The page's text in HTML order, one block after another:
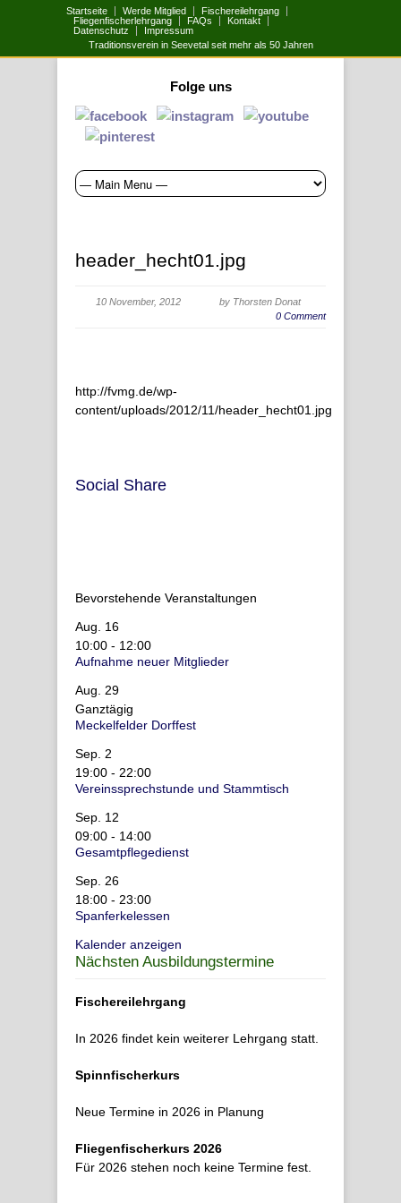
Startseite Werde Mitglied
Fischereilehrgang
Fliegenfischerlehrgang
FAQs
Kontakt
Datenschutz
Impressum
Traditionsverein in Seevetal seit mehr als 50 Jahren
Folge uns
header_hecht01.jpg
10 November, 2012
by Thorsten Donat
0 Comment
http://fvmg.de/wp-
content/uploads/2012/11/header_hecht01.jpg
Social Share
Bevorstehende Veranstaltungen
Aug. 16
10:00 - 12:00
Aufnahme neuer Mitglieder
Aug. 29
Ganztägig
Meckelfelder Dorffest
Sep. 2
19:00 - 22:00
Vereinssprechstunde und Stammtisch
Sep. 12
09:00 - 14:00
Gesamtpflegedienst
Sep. 26
18:00 - 23:00
Spanferkelessen
Kalender anzeigen
Nächsten Ausbildungstermine
Fischereilehrgang
In 2026 findet kein weiterer Lehrgang statt.
Spinnfischerkurs
Neue Termine in 2026 in Planung
Fliegenfischerkurs 2026
Für 2026 stehen noch keine Termine fest.